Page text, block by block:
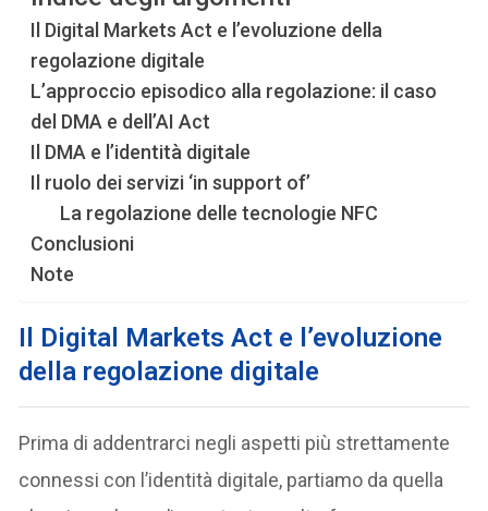
Il Digital Markets Act e l’evoluzione della
regolazione digitale
L’approccio episodico alla regolazione: il caso
del DMA e dell’AI Act
Il DMA e l’identità digitale
Il ruolo dei servizi ‘in support of’
La regolazione delle tecnologie NFC
Conclusioni
Note
Il Digital Markets Act e l’evoluzione
della regolazione digitale
Prima di addentrarci negli aspetti più strettamente
connessi con l’identità digitale, partiamo da quella